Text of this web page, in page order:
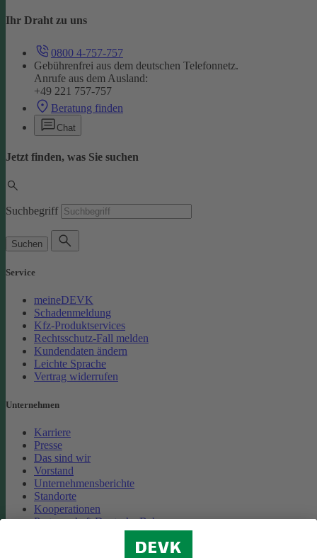
Ihr Draht zu uns
0800 4-757-757
Gebührenfrei aus dem deutschen Telefonnetz.
Anrufe aus dem Ausland:
+49 221 757-757
Beratung finden
Chat
Jetzt finden, was Sie suchen
Suchbegriff
Suchen
Service
meineDEVK
Schadenmeldung
Kfz-Produktservices
Rechtsschutz-Fall melden
Kundendaten ändern
Leichte Sprache
Vertrag widerrufen
Unternehmen
Karriere
Presse
Das sind wir
Vorstand
Unternehmensberichte
Standorte
Kooperationen
Partnerschaft Deutsche Bahn